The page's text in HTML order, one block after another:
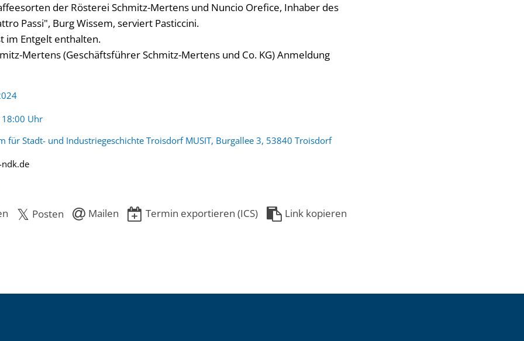
der Rösterei Schmitz-Mertens und Nuncio Orefice, Inhaber des
Passi", Burg Wissem, serviert Pasticcini.
im Entgelt enthalten.
Mertens (Geschäftsführer Schmitz-Mertens und Co. KG) Anmeldung
Uhr
für Stadt- und Industriegeschichte Troisdorf MUSIT, Burgallee 3, 53840 Troisdorf
Posten Mailen Termin exportieren (ICS) Link kopieren